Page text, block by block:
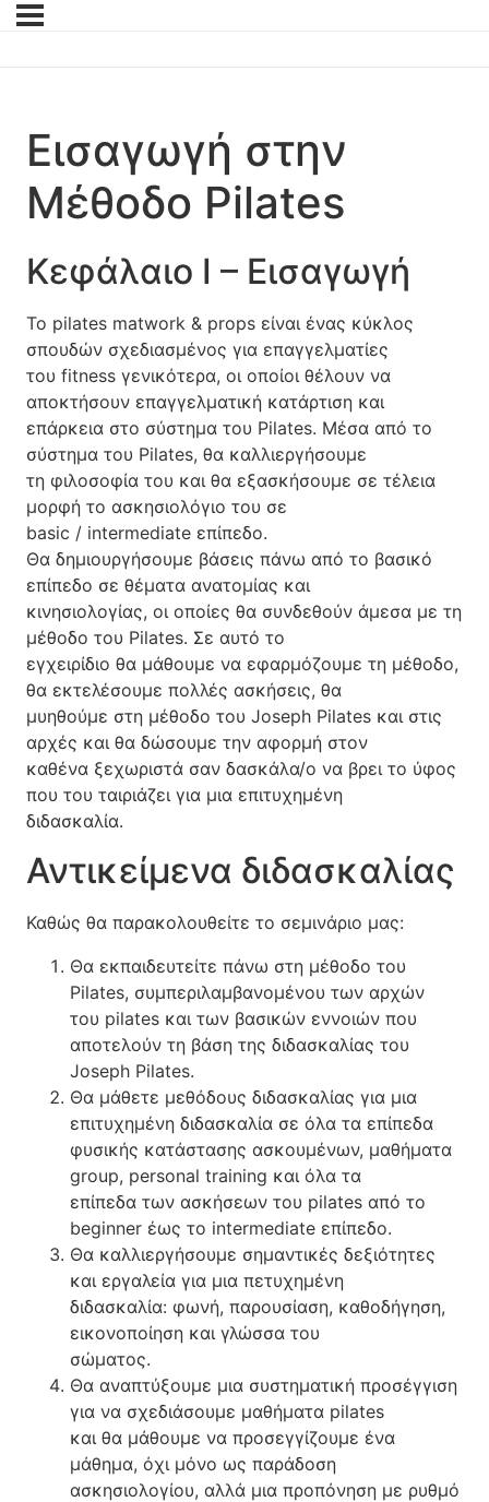
Εισαγωγή στην
Μέθοδο Pilates
Κεφάλαιο Ι – Εισαγωγή
Το pilates matwork & props είναι ένας κύκλος
σπουδών σχεδιασμένος για επαγγελματίες
του fitness γενικότερα, οι οποίοι θέλουν να
αποκτήσουν επαγγελματική κατάρτιση και
επάρκεια στο σύστημα του Pilates. Μέσα από το
σύστημα του Pilates, θα καλλιεργήσουμε
τη φιλοσοφία του και θα εξασκήσουμε σε τέλεια
μορφή το ασκησιολόγιo του σε
basic / intermediate επίπεδο.
Θα δημιουργήσουμε βάσεις πάνω από το βασικό
επίπεδο σε θέματα ανατομίας και
κινησιολογίας, οι οποίες θα συνδεθούν άμεσα με τη
μέθοδο του Pilates. Σε αυτό το
εγχειρίδιο θα μάθουμε να εφαρμόζουμε τη μέθοδο,
θα εκτελέσουμε πολλές ασκήσεις, θα
μυηθούμε στη μέθοδο του Joseph Pilates και στις
αρχές και θα δώσουμε την αφορμή στον
καθένα ξεχωριστά σαν δασκάλα/ο να βρει το ύφος
που του ταιριάζει για μια επιτυχημένη
διδασκαλία.
Αντικείμενα διδασκαλίας
Καθώς θα παρακολουθείτε το σεμινάριο μας:
Θα εκπαιδευτείτε πάνω στη μέθοδο του
Pilates, συμπεριλαμβανομένου των αρχών
του pilates και των βασικών εννοιών που
αποτελούν τη βάση της διδασκαλίας του
Joseph Pilates.
Θα μάθετε μεθόδους διδασκαλίας για μια
επιτυχημένη διδασκαλία σε όλα τα επίπεδα
φυσικής κατάστασης ασκουμένων, μαθήματα
group, personal training και όλα τα
επίπεδα των ασκήσεων του pilates από το
beginner έως το intermediate επίπεδο.
Θα καλλιεργήσουμε σημαντικές δεξιότητες
και εργαλεία για μια πετυχημένη
διδασκαλία: φωνή, παρουσίαση, καθοδήγηση,
εικονοποίηση και γλώσσα του
σώματος.
Θα αναπτύξουμε μια συστηματική προσέγγιση
για να σχεδιάσουμε μαθήματα pilates
και θα μάθουμε να προσεγγίζουμε ένα
μάθημα, όχι μόνο ως παράδοση
ασκησιολογίου, αλλά μια προπόνηση με ρυθμό